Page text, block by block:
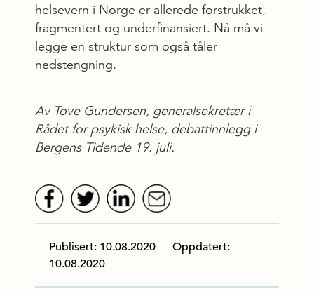
helsevern i Norge er allerede forstrukket,
fragmentert og underfinansiert. Nå må vi
legge en struktur som også tåler
nedstengning.
Av Tove Gundersen, generalsekretær i
Rådet for psykisk helse, debattinnlegg i
Bergens Tidende 19. juli.
Publisert: 10.08.2020
Oppdatert:
10.08.2020